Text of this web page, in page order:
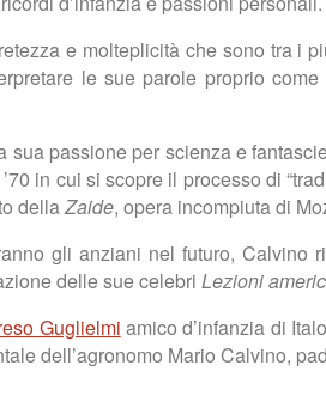
e molteplicità che sono tra
le sue parole proprio
passione per scienza e
in cui si scopre il processo di
dellaZaide, opera incompiuta di
gli anziani nel futuro,
delle sue celebri Lezioni
Guglielmi amico d’infanzia di
dell’agronomo Mario Calvino,